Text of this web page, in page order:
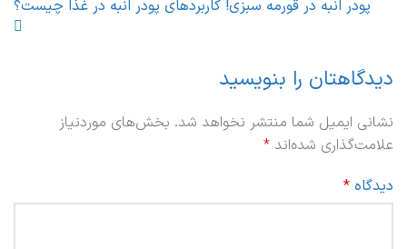
پودر انبه در قورمه سبزی! کاربردهای پودر انبه در غذا چیست؟
دیدگاهتان را بنویسید
نشانی ایمیل شما منتشر نخواهد شد. بخش‌های موردنیاز
علامت‌گذاری شده‌اند *
دیدگاه *